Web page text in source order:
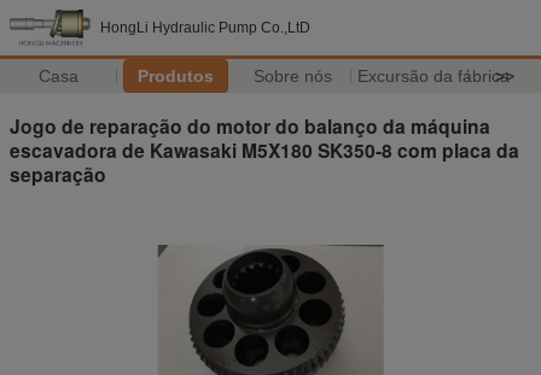
HongLi Hydraulic Pump Co.,LtD
Casa Produtos Sobre nós Excursão da fábrica
>>
Jogo de reparação do motor do balanço da máquina
escavadora de Kawasaki M5X180 SK350-8 com placa da
separação